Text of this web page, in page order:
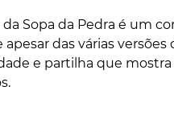
da Sopa da Pedra é um
apesar das várias
e partilha que